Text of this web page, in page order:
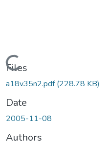
Loading...
Files
a18v35n2.pdf(228.78 KB)
Date
2005-11-08
Authors